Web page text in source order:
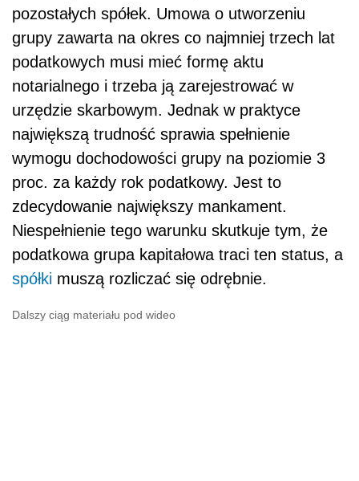
pozostałych spółek. Umowa o utworzeniu
grupy zawarta na okres co najmniej trzech lat
podatkowych musi mieć formę aktu
notarialnego i trzeba ją zarejestrować w
urzędzie skarbowym. Jednak w praktyce
największą trudność sprawia spełnienie
wymogu dochodowości grupy na poziomie 3
proc. za każdy rok podatkowy. Jest to
zdecydowanie największy mankament.
Niespełnienie tego warunku skutkuje tym, że
podatkowa grupa kapitałowa traci ten status, a
spółki muszą rozliczać się odrębnie.
Dalszy ciąg materiału pod wideo